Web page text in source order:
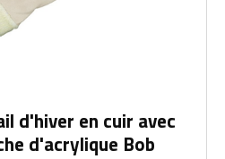
d'hiver en cuir avec
d'acrylique Bob